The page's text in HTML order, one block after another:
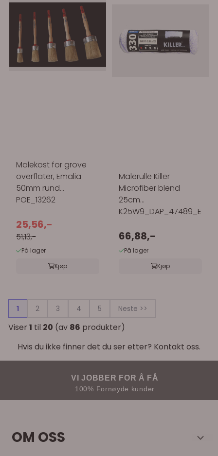
Malekost for grove
overflater, Emalia
50mm rund
POE_13262
25,56,-
51,13,-
På lager
Kjøp
Malerulle Killer
Microfiber blend
25cm
K25W9_DAP_47489_E
66,88,-
På lager
Kjøp
1 2 3 4 5 Neste >>
Viser 1 til 20 (av 86 produkter)
Hvis du ikke finner det du ser etter? Kontakt oss.
VI JOBBER FOR Å FÅ
100% Fornøyde kunder
OM OSS